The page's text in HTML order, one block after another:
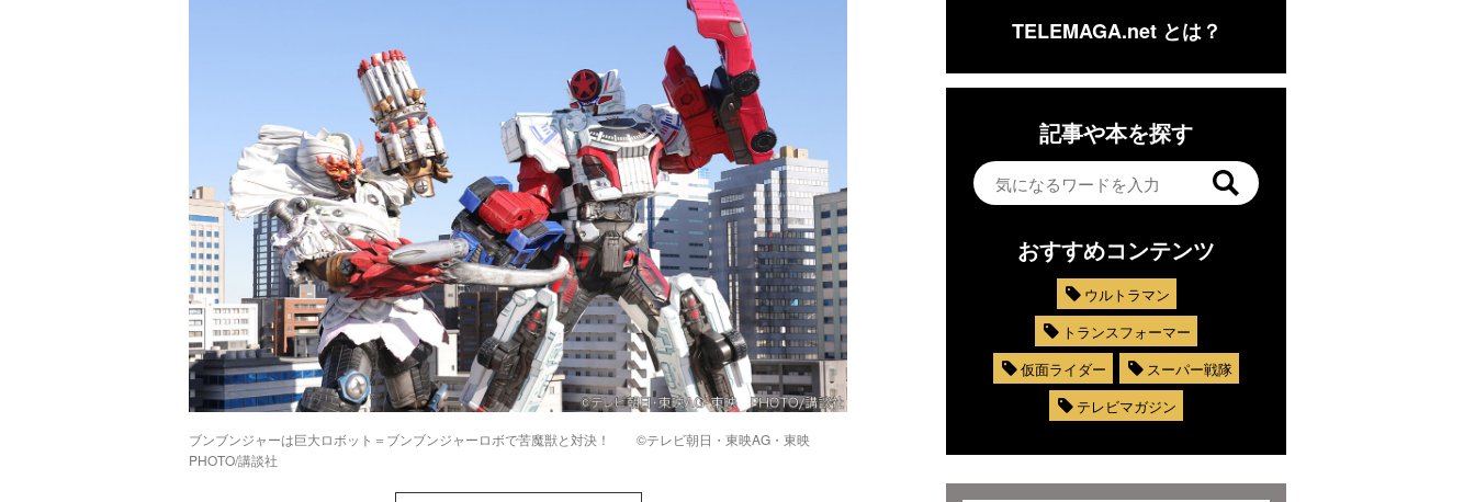
ブンブンジャーは巨大ロボット＝ブンブンジャーロボで苦魔獣と対決！ ©テレビ朝日・東映AG・東映
PHOTO/講談社
TELEMAGA.net とは？
記事や本を探す
おすすめコンテンツ
ウルトラマン
トランスフォーマー
仮面ライダー
スーパー戦隊
テレビマガジン